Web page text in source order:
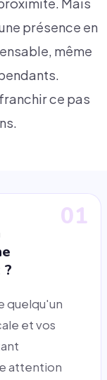
Mais
présence en
même
ce pas
01
quelqu'un
et vos
attention